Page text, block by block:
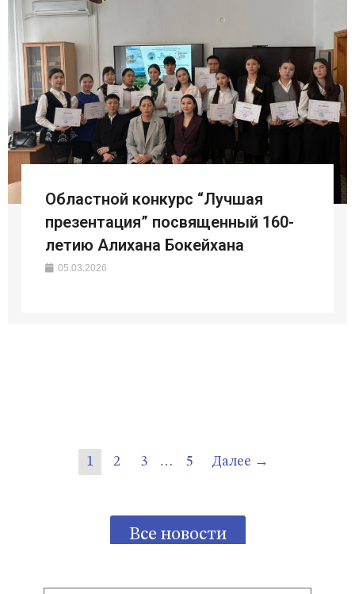
Областной конкурс “Лучшая
презентация” посвященный 160-
летию Алихана Бокейхана
05.03.2026
1 2 3 … 5 Далее →
Все новости